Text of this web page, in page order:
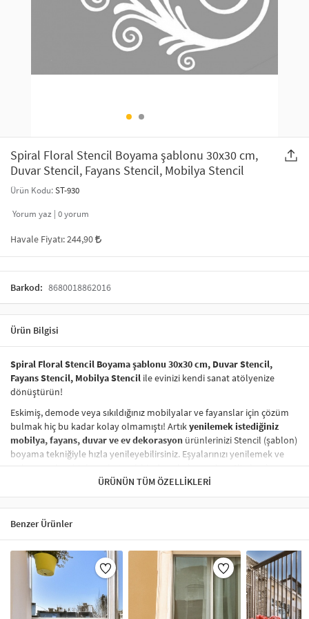
SAÇ AKSESUARLARI
GELİN / DÜĞÜN AKSESUARLARI
ŞAL VE FULAR
ODA KOKUSU VE MUM
Spiral Floral Stencil Boyama şablonu 30x30 cm,
Duvar Stencil, Fayans Stencil, Mobilya Stencil
Ürün Kodu:ST-930
Yorum yaz | 0yorum
Havale Fiyatı:244,90
Barkod: 8680018862016
Ürün Bilgisi
Spiral Floral Stencil Boyama şablonu 30x30 cm, Duvar Stencil,
Fayans Stencil, Mobilya Stencil ile evinizi kendi sanat atölyenize
dönüştürün!
Eskimiş, demode veya sıkıldığınız mobilyalar ve fayanslar için çözüm
bulmak hiç bu kadar kolay olmamıştı! Artıkyenilemek istediğiniz
mobilya, fayans, duvar ve ev dekorasyon ürünlerinizi Stencil (şablon)
boyama tekniğiyle hızla yenileyebilirsiniz. Eşyalarınızı yenilemek ve
onlaramodern bir hava katmakhiç de pahalı ve zahmetli olmak
zorunda değil! Stencil şablonları, dilediğiniz her yüzeye pratik bir
şekildedesen uygulamanızısağlar ve mobilyalarınızın, duvarlarınızın,
kumaşlarınızın görünümünü anında değiştirebilir.
Çocuğunuzun dolabına, mutfak fayanslarına,
kumaşlara bile bant yardımıyla sabitleyip, istediğiniz renklerle
boyama yapabilirsiniz. Evinizi,
kişisel zevkinizle özelleştirebilir, stencil
boyama seti ile yaratıcı projeler gerçekleştirebilirsiniz.El işi ve ev
dekorasyonu
sevenler için stencil, kolayca uygulanabilecek eğlenceli
ve etkili bir aktivitedir.
ÜRÜNÜN TÜM ÖZELLIKLERI
Benzer Ürünler